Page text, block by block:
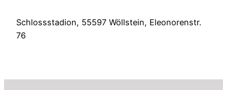
Schlossstadion, 55597 Wöllstein, Eleonorenstr.
76